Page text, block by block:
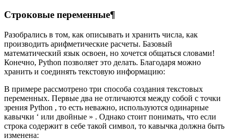
Строковые переменные¶
Разобрались в том, как описывать и хранить числа, как
производить арифметические расчеты. Базовый
математический язык освоен, но хочется общаться словами!
Конечно, Python позволяет это делать. Благодаря можно
хранить и соединять текстовую информацию:
В примере рассмотрено три способа создания текстовых
переменных. Первые два не отличаются между собой с точки
зрения Python , то есть неважно, используются одинарные
кавычки ‘ или двойные » . Однако стоит понимать, что если
строка содержит в себе такой символ, то кавычка должна быть
изменена: